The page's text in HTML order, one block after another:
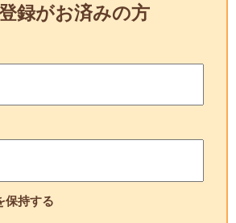
録がお済みの方
保持する